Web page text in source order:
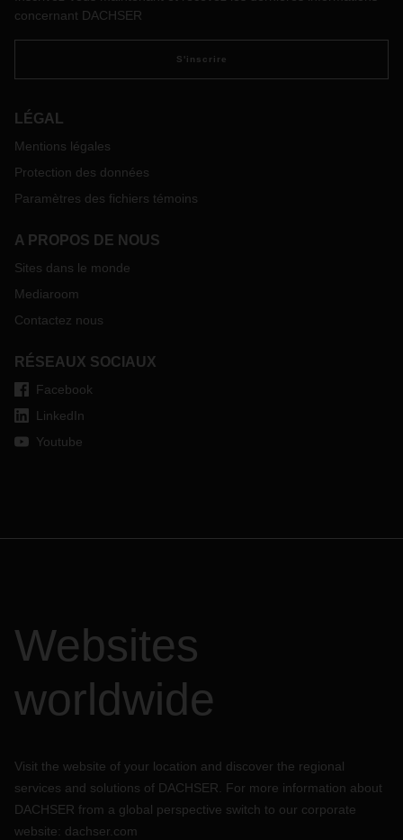
piles et batteries au lithium entreront en vigueur pour tous
UN3090), ainsi que pour tous les véhicules à batterie
produits après le 30 juin 2003 (c.-à-d. UN3171). Cela relève
de la responsabilité conjointe des fabricants et distributeurs
de ces produits.
Selon les compagnies aériennes, les transporteurs et les
demandons à nos clients de mettre ces documents à notre
disposition pour toutes les piles et piles au lithium
susmentionnées, afin que nous puissions les mettre à
janvier 2020, il ne sera plus possible de charger les
marchandises concernées sans ces documents.
Cliquez icipour plus d’information et contacté votre
interlocuteur habituel chez DACHSER si vous avez des
concernant DACHSER
S'inscrire
LÉGAL
Mentions légales
Protection des données
Paramètres des fichiers témoins
A PROPOS DE NOUS
Sites dans le monde
Mediaroom
Contactez nous
RÉSEAUX SOCIAUX
Facebook
LinkedIn
Youtube
Websites
worldwide
Visit the website of your location and discover the regional
services and solutions of DACHSER. For more information about
DACHSER from a global perspective switch to our corporate
website: dachser.com